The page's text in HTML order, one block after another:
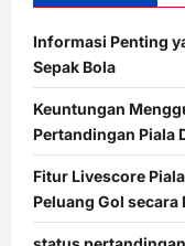
Informasi Penting
Sepak Bola
Keuntungan
Pertandingan Piala
Fitur Livescore
Peluang Gol secara